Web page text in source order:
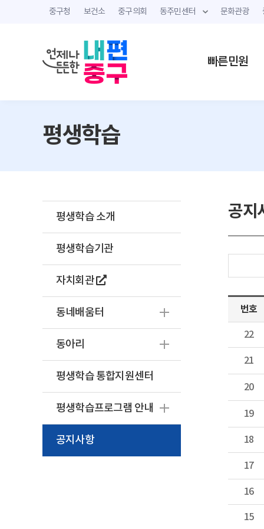
중구청 보건소 중구의회 동주민센터 문화관광
빠른민원
평생학습
평생학습 소개
평생학습기관
자치회관
동네배움터
동아리
평생학습 통합지원센터
평생학습프로그램 안내
공지사항
공지
번호
22
21
20
19
18
17
16
15